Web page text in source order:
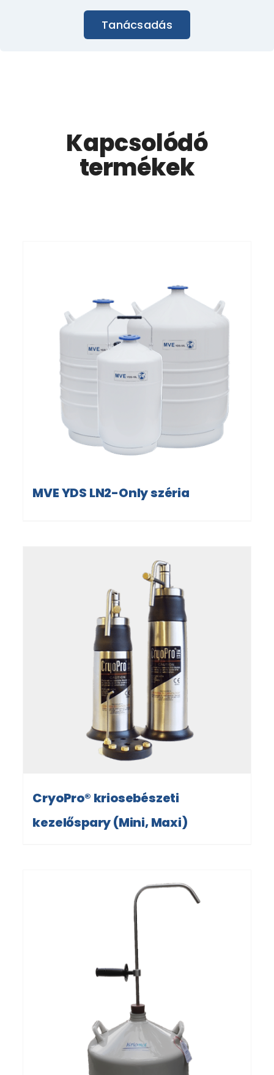
Tanácsadás
Kapcsolódó
termékek
MVE YDS LN2-Only széria
CryoPro® kriosebészeti
kezelőspary (Mini, Maxi)